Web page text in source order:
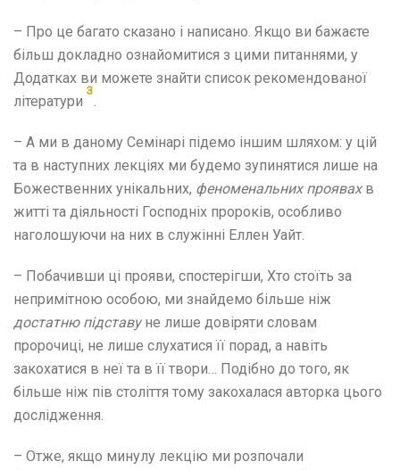
– Про це багато сказано і написано. Якщо ви бажаєте
більш докладно ознайомитися з цими питаннями, у
Додатках ви можете знайти список рекомендованої
літератури
3
.
– А ми в даному Семінарі підемо іншим шляхом: у цій
та в наступних лекціях ми будемо зупинятися лише на
Божественних унікальних, феноменальних проявахв
житті та діяльності Господніх пророків, особливо
наголошуючи на них в служінні Еллен Уайт.
– Побачивши ці прояви, спостерігши, Хто стоїть за
непримітною особою, ми знайдемо більше ніж
достатню підставуне лише довіряти словам
пророчиці, не лише слухатися її порад, а навіть
закохатися в неї та в її твори… Подібно до того, як
більше ніж пів століття тому закохалася авторка цього
дослідження.
– Отже, якщо минулу лекцію ми розпочали